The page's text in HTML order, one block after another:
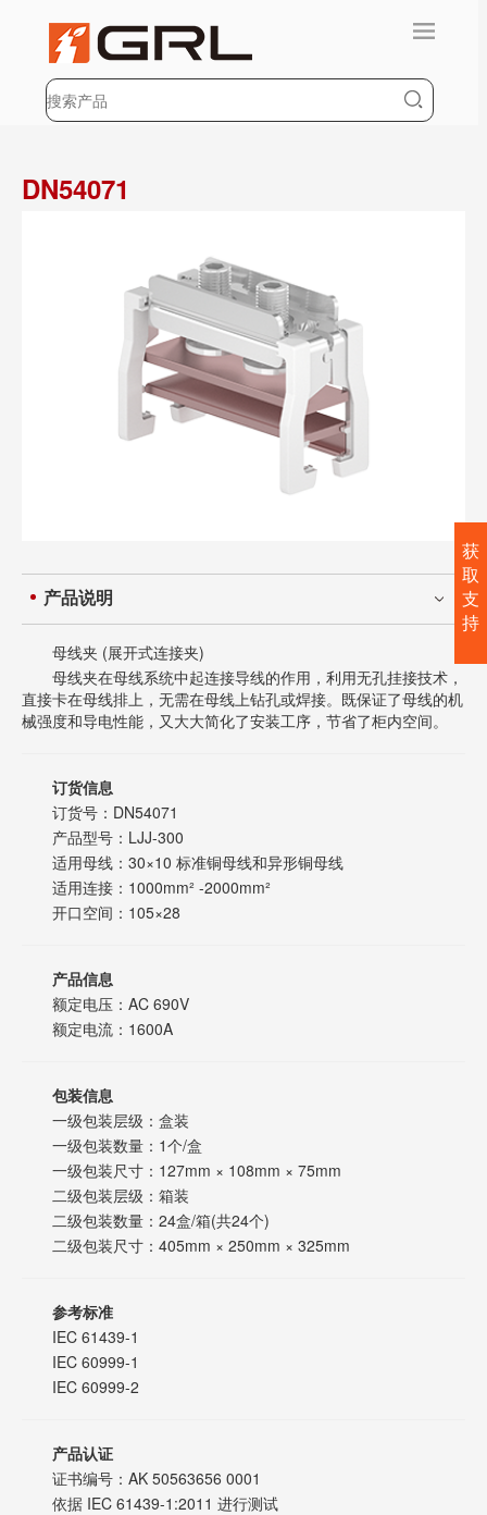
DN54071
产品说明
母线夹 (展开式连接夹)
母线夹在母线系统中起连接导线的作用，利用无孔挂接技术，
直接卡在母线排上，无需在母线上钻孔或焊接。既保证了母线的机
械强度和导电性能，又大大简化了安装工序，节省了柜内空间。
订货信息
订货号：DN54071
产品型号：LJJ-300
适用母线：30×10 标准铜母线和异形铜母线
适用连接：1000mm² -2000mm²
开口空间：105×28
产品信息
额定电压：AC 690V
额定电流：1600A
包装信息
一级包装层级：盒装
一级包装数量：1个/盒
一级包装尺寸：127mm × 108mm × 75mm
二级包装层级：箱装
二级包装数量：24盒/箱(共24个)
二级包装尺寸：405mm × 250mm × 325mm
参考标准
IEC 61439-1
IEC 60999-1
IEC 60999-2
产品认证
证书编号：AK 50563656 0001
依据 IEC 61439-1:2011 进行测试
获
取
支
持